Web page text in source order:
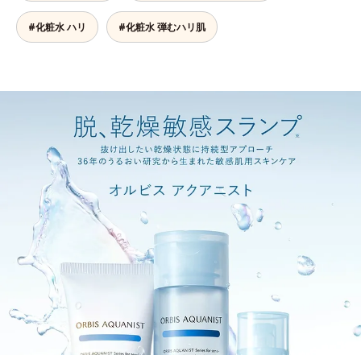
#化粧水 ハリ #化粧水 弾むハリ肌